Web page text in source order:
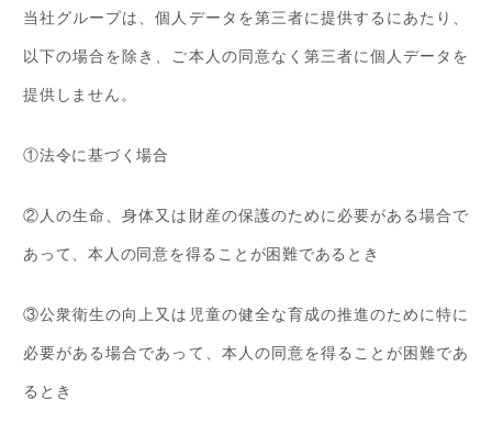
当社グループは、個人データを第三者に提供するにあたり、
以下の場合を除き、ご本人の同意なく第三者に個人データを
提供しません。
①法令に基づく場合
②人の生命、身体又は財産の保護のために必要がある場合で
あって、本人の同意を得ることが困難であるとき
③公衆衛生の向上又は児童の健全な育成の推進のために特に
必要がある場合であって、本人の同意を得ることが困難であ
るとき